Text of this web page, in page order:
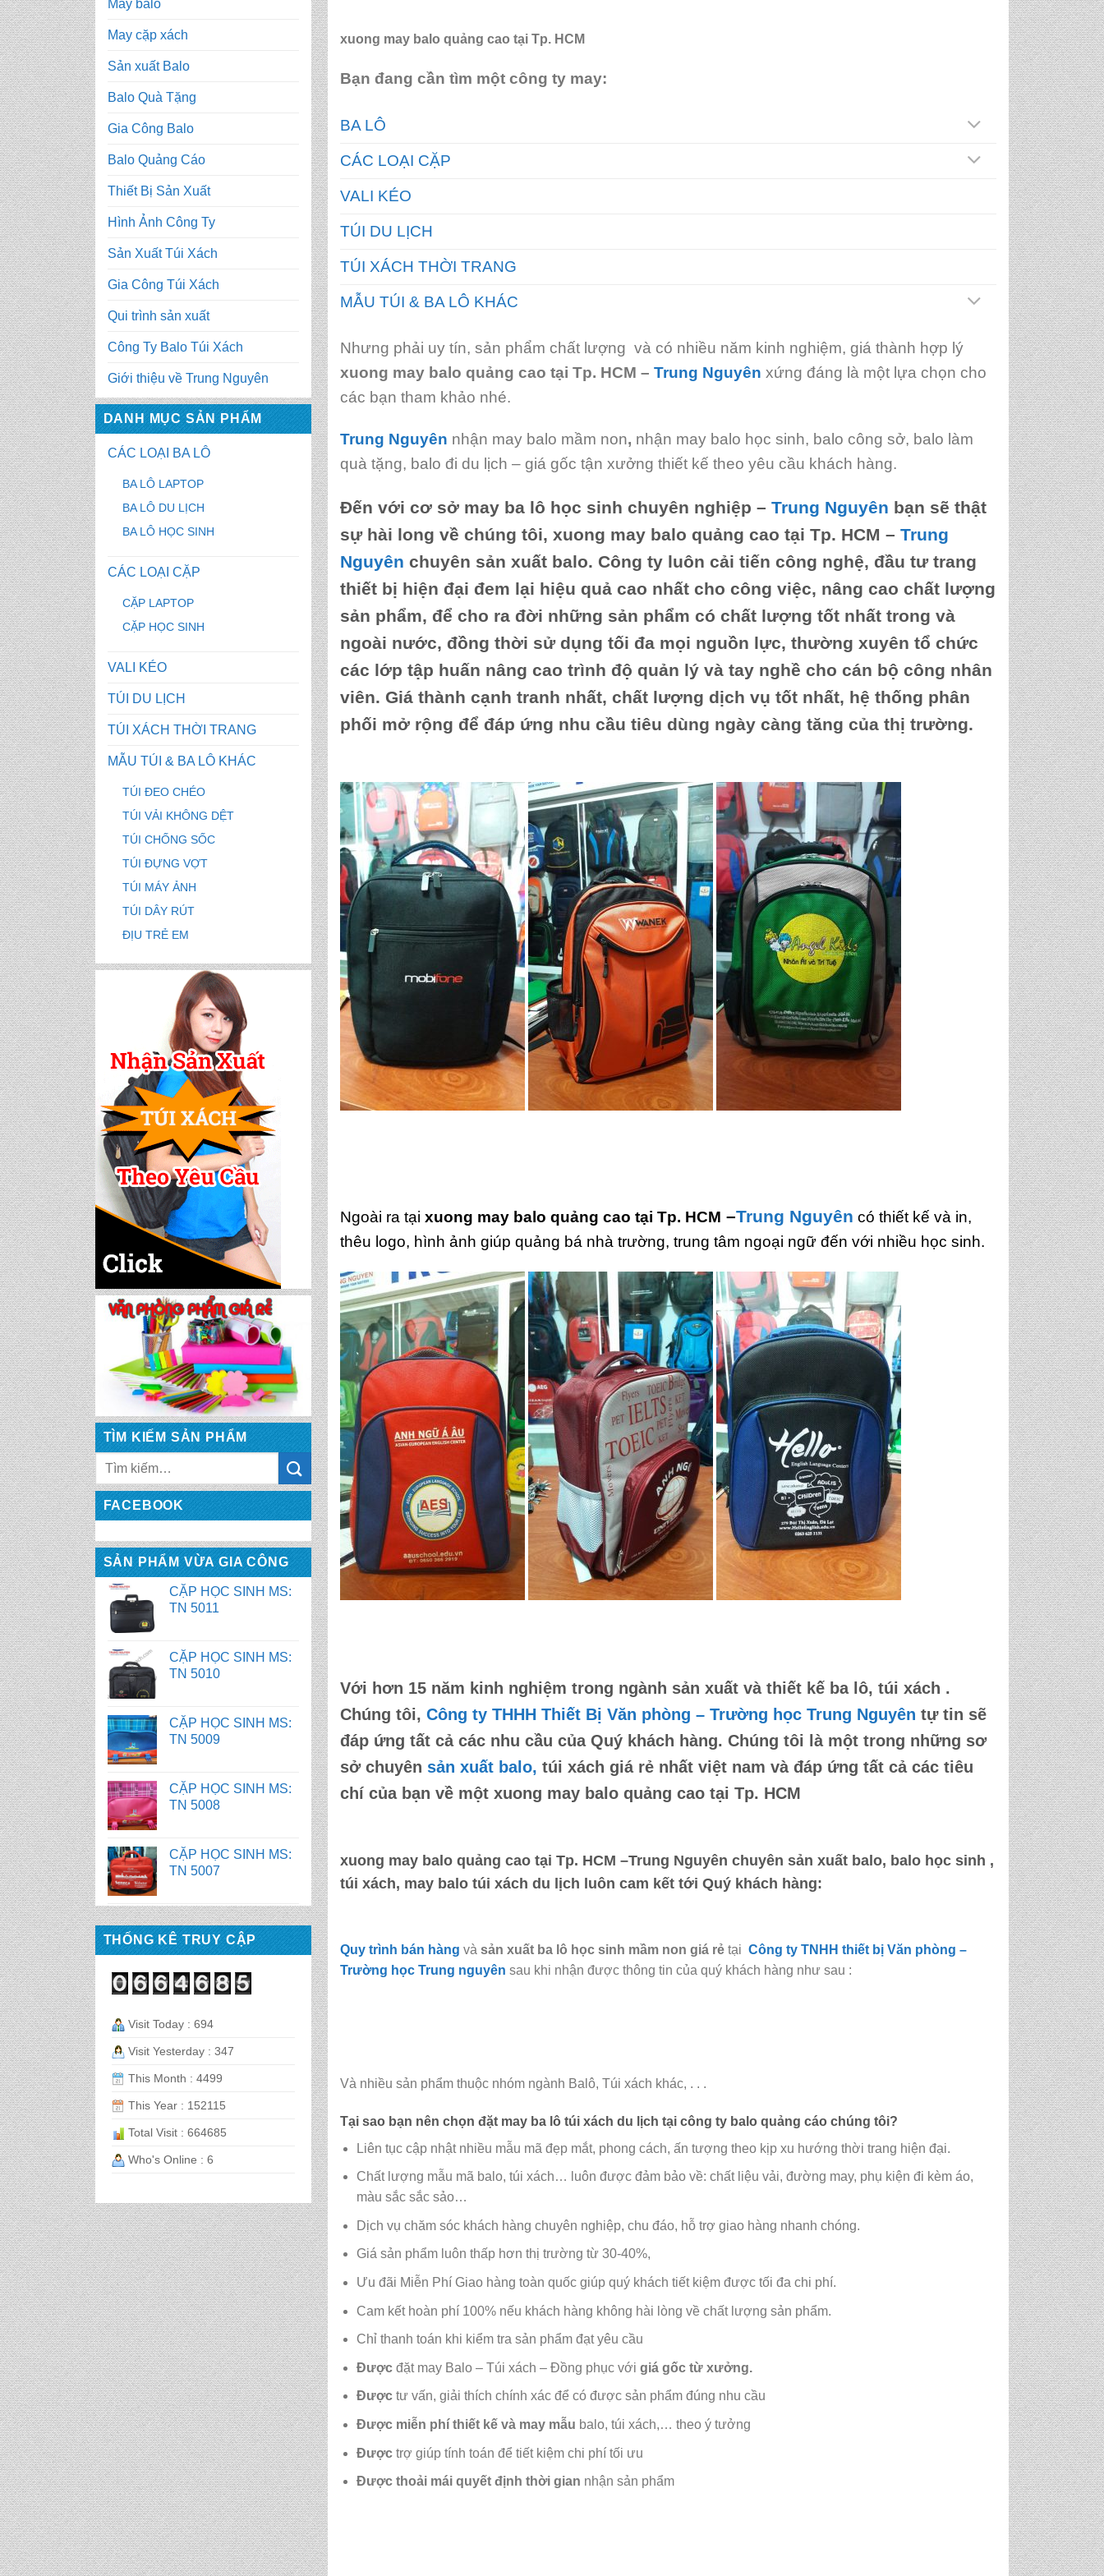
May balo
May cặp xách
Sản xuất Balo
Balo Quà Tặng
Gia Công Balo
Balo Quảng Cáo
Thiết Bị Sản Xuất
Hình Ảnh Công Ty
Sản Xuất Túi Xách
Gia Công Túi Xách
Qui trình sản xuất
Công Ty Balo Túi Xách
Giới thiệu về Trung Nguyên
DANH MỤC SẢN PHẨM
CÁC LOẠI BA LÔ
BA LÔ LAPTOP
BA LÔ DU LỊCH
BA LÔ HỌC SINH
CÁC LOẠI CẶP
CẶP LAPTOP
CẶP HỌC SINH
VALI KÉO
TÚI DU LỊCH
TÚI XÁCH THỜI TRANG
MẪU TÚI & BA LÔ KHÁC
TÚI ĐEO CHÉO
TÚI VẢI KHÔNG DỆT
TÚI CHỐNG SỐC
TÚI ĐỰNG VỢT
TÚI MÁY ẢNH
TÚI DÂY RÚT
ĐỊU TRẺ EM
TÌM KIẾM SẢN PHẨM
FACEBOOK
SẢN PHẨM VỪA GIA CÔNG
CẶP HỌC SINH MS:
TN 5016
CẶP HỌC SINH MS:
TN 5015
CẶP HỌC SINH MS:
TN 5014
CẶP HỌC SINH MS:
TN 5013
CẶP HỌC SINH MS:
TN 5012
CẶP HỌC SINH MS:
TN 5011
CẶP HỌC SINH MS:
TN 5010
TN 5009
TN 5008
TN 5007
TN 2058
TN 2056
TN 2070
BALO HỌC SINH MS:
TN 2068
CẶP HỌC SINH MS:
CẶP HỌC SINH MS:
TN 5015
CẶP HỌC SINH MS:
TN 5014
CẶP HỌC SINH MS:
TN 5013
CẶP HỌC SINH MS:
TN 5012
THỐNG KÊ TRUY CẬP
Visit Today : 694
Visit Yesterday : 347
This Month : 4499
This Year : 152115
Total Visit : 664685
Who's Online : 6
xuong may balo quảng cao tại Tp. HCM
Bạn đang cần tìm một công ty may:
BA LÔ
CÁC LOẠI CẶP
VALI KÉO
TÚI DU LỊCH
TÚI XÁCH THỜI TRANG
MẪU TÚI & BA LÔ KHÁC
Nhưng phải uy tín, sản phẩm chất lượng và có nhiều năm kinh nghiệm, giá thành hợp lý
xuong may balo quảng cao tại Tp. HCM – Trung Nguyên xứng đáng là một lựa chọn cho
các bạn tham khảo nhé.
Trung Nguyên nhận may balo mầm non, nhận may balo học sinh, balo công sở, balo làm
quà tặng, balo đi du lịch – giá gốc tận xưởng thiết kế theo yêu cầu khách hàng.
Đến với cơ sở may ba lô học sinh chuyên nghiệp – Trung Nguyên bạn sẽ thật
sự hài long về chúng tôi, xuong may balo quảng cao tại Tp. HCM – Trung
Nguyên chuyên sản xuất balo. Công ty luôn cải tiến công nghệ, đầu tư trang
thiết bị hiện đại đem lại hiệu quả cao nhất cho công việc, nâng cao chất lượng
sản phẩm, để cho ra đời những sản phẩm có chất lượng tốt nhất trong và
ngoài nước, đồng thời sử dụng tối đa mọi nguồn lực, thường xuyên tổ chức
các lớp tập huấn nâng cao trình độ quản lý và tay nghề cho cán bộ công nhân
viên. Giá thành cạnh tranh nhất, chất lượng dịch vụ tốt nhất, hệ thống phân
phối mở rộng để đáp ứng nhu cầu tiêu dùng ngày càng tăng của thị trường.
Ngoài ra tại xuong may balo quảng cao tại Tp. HCM –Trung Nguyên có thiết kế và in,
thêu logo, hình ảnh giúp quảng bá nhà trường, trung tâm ngoại ngữ đến với nhiều học sinh.
Với hơn 15 năm kinh nghiệm trong ngành sản xuất và thiết kế ba lô, túi xách .
Chúng tôi, Công ty THHH Thiết Bị Văn phòng – Trường học Trung Nguyên tự tin sẽ
đáp ứng tất cả các nhu cầu của Quý khách hàng. Chúng tôi là một trong những sơ
sở chuyên sản xuất balo, túi xách giá rẻ nhất việt nam và đáp ứng tất cả các tiêu
chí của bạn về một xuong may balo quảng cao tại Tp. HCM
xuong may balo quảng cao tại Tp. HCM –Trung Nguyên chuyên sản xuất balo, balo học sinh ,
túi xách, may balo túi xách du lịch luôn cam kết tới Quý khách hàng:
Quy trình bán hàng và sản xuất ba lô học sinh mầm non giá rẻ tại Công ty TNHH thiết bị Văn phòng –
Trường học Trung nguyên sau khi nhận được thông tin của quý khách hàng như sau :
Và nhiều sản phẩm thuộc nhóm ngành Balô, Túi xách khác, . . .
Tại sao bạn nên chọn đặt may ba lô túi xách du lịch tại công ty balo quảng cáo chúng tôi?
Liên tục cập nhật nhiều mẫu mã đẹp mắt, phong cách, ấn tượng theo kịp xu hướng thời trang hiện đại.
Chất lượng mẫu mã balo, túi xách…
luôn được đảm bảo về: chất liệu vải, đường may, phụ kiện đi kèm áo,
màu sắc sắc sảo…
Dịch vụ chăm sóc khách hàng chuyên nghiệp, chu đáo, hỗ trợ giao hàng nhanh chóng.
Giá sản phẩm luôn thấp hơn thị trường từ 30-40%,
Ưu đãi Miễn Phí Giao hàng toàn quốc giúp quý khách tiết kiệm được tối đa chi phí.
Cam kết hoàn phí 100% nếu khách hàng không hài lòng về chất lượng sản phẩm.
Chỉ thanh toán khi kiểm tra sản phẩm đạt yêu cầu
Được đặt may Balo – Túi xách – Đồng phục vớigiá gốc từ xưởng.
Đượctư vấn, giải thích chính xác để có được sản phẩm đúng nhu cầu
Được miễn phí thiết kế và may mẫu balo, túi xách,… theo ý tưởng
Đượctrợ giúp tính toán để tiết kiệm chi phí tối ưu
Đượcthoải mái quyết định thời gian nhận sản phẩm